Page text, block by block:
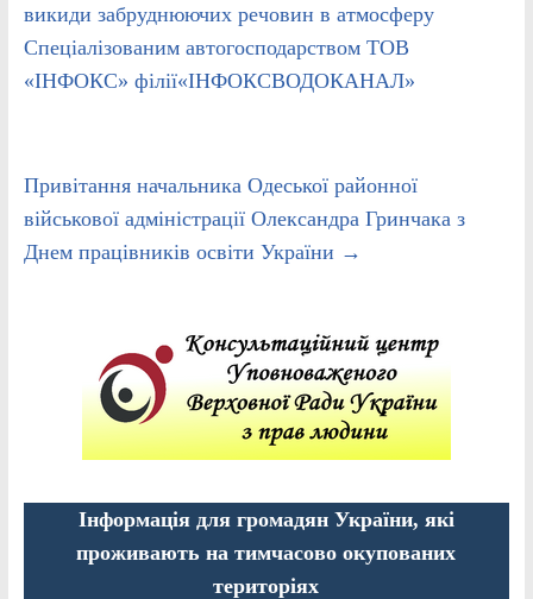
викиди забруднюючих речовин в атмосферу
Спеціалізованим автогосподарством ТОВ
«ІНФОКС» філії«ІНФОКСВОДОКАНАЛ»
Привітання начальника Одеської районної
військової адміністрації Олександра Гринчака з
Днем працівників освіти України →
Інформація для громадян України, які
проживають на тимчасово окупованих
територіях